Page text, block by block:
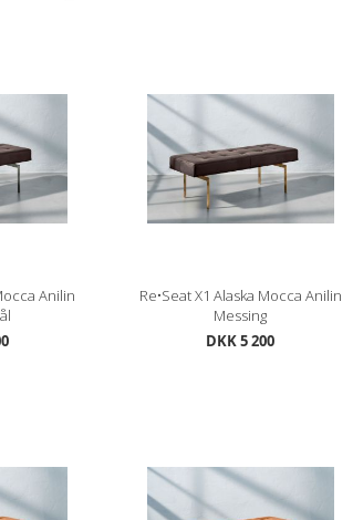
Anilin
Re•Seat X1 Alaska Mocca Anilin
Messing
DKK 5 200